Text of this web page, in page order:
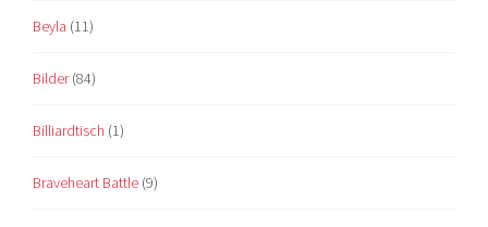
Beyla (11)
Bilder(84)
Billiardtisch (1)
Braveheart Battle (9)